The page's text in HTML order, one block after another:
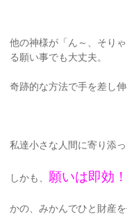
他の神様が「ん～、そり
る願い事でも大丈夫。
奇跡的な方法で手を差し
私達小さな人間に寄り添
しかも、 願いは即効！
かの、みかんでひと財産